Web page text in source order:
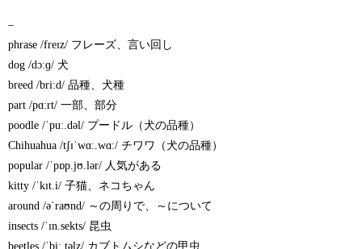
–
phrase /freɪz/ フレーズ、言い回し
dog /dɔːɡ/ 犬
breed /briːd/ 品種、犬種
part /pɑːrt/ 一部、部分
poodle /ˈpuː.dəl/ プードル（犬の品種）
Chihuahua /tʃɪˈwɑː.wɑː/ チワワ（犬の品種）
popular /ˈpɒp.jʊ.lər/ 人気がある
kitty /ˈkɪt.i/ 子猫、ネコちゃん
around /əˈraʊnd/ ～の周りで、～について
insects /ˈɪn.sekts/ 昆虫
beetles /ˈbiː.təlz/ カブトムシなどの甲虫